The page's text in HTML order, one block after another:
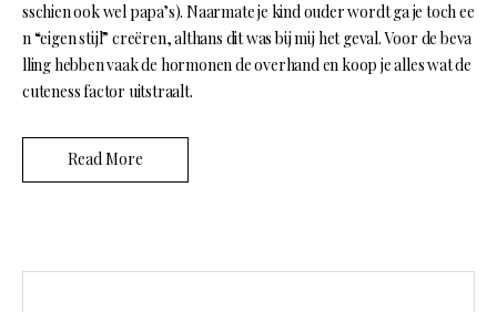
sschien ook wel papa’s). Naarmate je kind ouder wordt ga je toch ee
n “eigen stijl” creëren, althans dit was bij mij het geval. Voor de beva
lling hebben vaak de hormonen de overhand en koop je alles wat de
cuteness factor uitstraalt.
Read More